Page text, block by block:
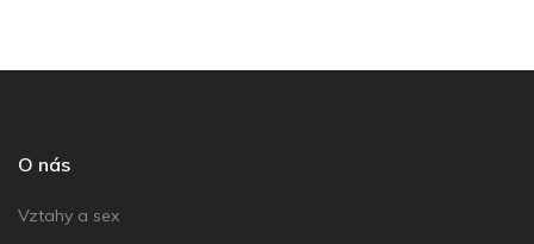
O nás
Vztahy a sex